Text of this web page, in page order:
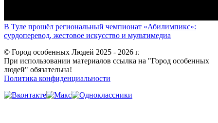
В Туле прошёл региональный чемпионат «Абилимпикс»:
сурдоперевод, жестовое искусство и мультимедиа
© Город особенных Людей 2025 - 2026 г.
При использовании материалов ссылка на "Город особенных
людей" обязательна!
Политика конфиденциальности